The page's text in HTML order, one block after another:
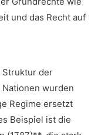
und‌ das Recht‍ auf
‌Struktur der
wurden
Regime ersetzt
Beispiel ‌ist die